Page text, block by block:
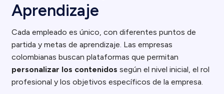
Aprendizaje
Cada empleado es único, con diferentes puntos de
partida y metas de aprendizaje. Las empresas
colombianas buscan plataformas que permitan
personalizar los contenidos según el nivel inicial, el rol
profesional y los objetivos específicos de la empresa.